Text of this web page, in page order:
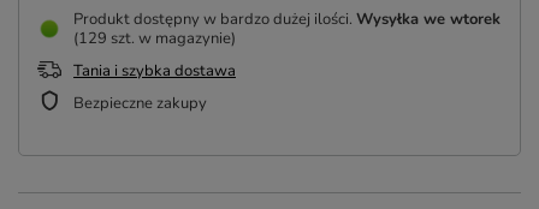
Produkt dostępny w bardzo dużej ilości Wysyłka we wtorek
(129 szt. w magazynie)
Tania i szybka dostawa
Bezpieczne zakupy